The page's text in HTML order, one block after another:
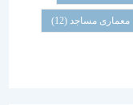
مساجد(12)